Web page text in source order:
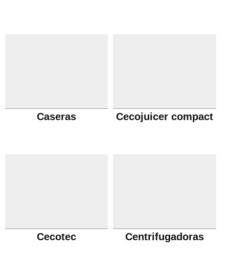
Caseras Cecojuicer compact
Cecotec Centrifugadoras